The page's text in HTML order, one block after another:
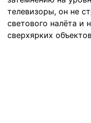
телевизоры, он не
светового налёта и
сверхярких